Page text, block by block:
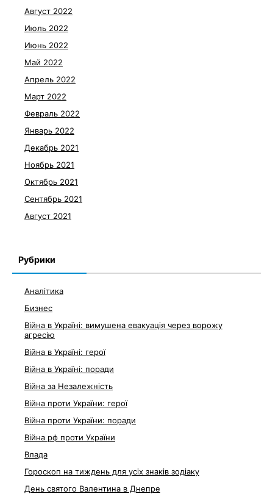
Август 2022
Июль 2022
Июнь 2022
Май 2022
Апрель 2022
Март 2022
Февраль 2022
Январь 2022
Декабрь 2021
Ноябрь 2021
Октябрь 2021
Сентябрь 2021
Август 2021
Рубрики
Аналітика
Бизнес
Війна в Україні: вимушена евакуація через ворожу
агресію
Війна в Україні: герої
Війна в Україні: поради
Війна за Незалежність
Війна проти України: герої
Війна проти України: поради
Війна рф проти України
Влада
Гороскоп на тиждень для усіх знаків зодіаку
День святого Валентина в Днепре